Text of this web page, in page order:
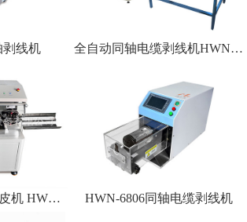
剥线机 全自动同轴电缆剥线机HWN9800S
全自动同轴电缆剥皮机 HWN 9936 HWN-6806同轴电缆剥线机